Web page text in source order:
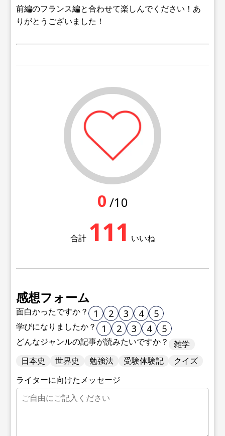
前編のフランス編と合わせて楽しんでください！あ
りがとうございました！
0 /10
合計 111 いいね
感想フォーム
面白かったですか？ 1 2 3 4 5
学びになりましたか？ 1 2 3 4 5
どんなジャンルの記事が読みたいですか？
雑学
日本史
世界史 勉強法 受験体験記
クイズ
ライターに向けたメッセージ